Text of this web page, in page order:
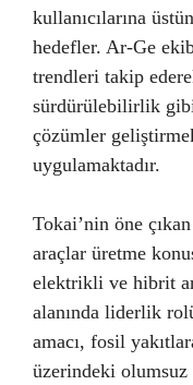
kullanıcılarına
hedefler. Ar-Ge
trendleri takip
sürdürülebilirlik
çözümler
uygulamaktadır.
Tokai’nin öne
araçlar üretme
elektrikli ve hibrit
alanında liderlik
amacı, fosil
üzerindeki